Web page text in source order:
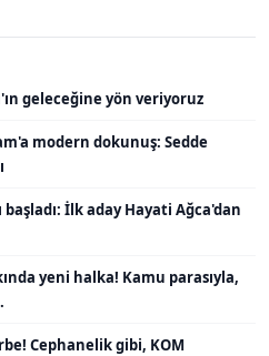
geleceğine yön veriyoruz
modern dokunuş: Sedde
başladı: İlk aday Hayati Ağca'dan
yeni halka! Kamu parasıyla,
Cephanelik gibi, KOM